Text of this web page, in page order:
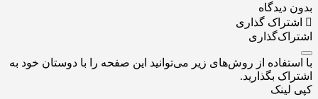
بدون دیدگاه
اشتراک گذاری
اشتراک‌گذاری
با استفاده از روش‌های زیر می‌توانید این صفحه را با دوستان خود به
اشتراک بگذارید.
کپی لینک